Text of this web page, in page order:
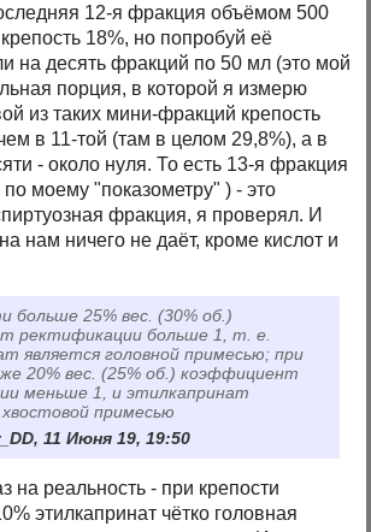
12-я фракция объёмом 500
18%, но попробуй её
на десять фракций по 50 мл (это мой
порция, в которой я измерю
из таких мини-фракций крепость
в 11-той (там в целом 29,8%), а в
- около нуля. То есть 13-я фракция
моему "показометру" ) - это
фракция, я проверял. И
нам ничего не даёт, кроме кислот и
больше 25% вес. (30% об.)
ректификации больше 1, т. е.
является головной примесью; при
20% вес. (25% об.) коэффициент
меньше 1, и этилкапринат
примесью
11 Июня 19, 19:50
на реальность - при крепости
этилкапринат чётко головная